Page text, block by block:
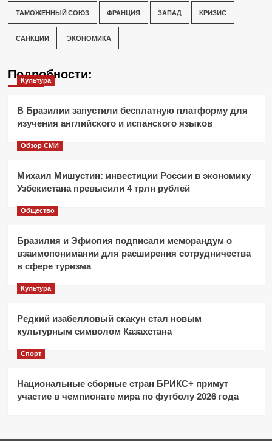
ТАМОЖЕННЫЙ СОЮЗ ФРАНЦИЯ ЗАПАД КРИЗИС
САНКЦИИ ЭКОНОМИКА
Подробности:
Культура
В Бразилии запустили бесплатную платформу для
изучения английского и испанского языков
Обзор СМИ
Михаил Мишустин: инвестиции России в экономику
Узбекистана превысили 4 трлн рублей
Общество
Бразилия и Эфиопия подписали меморандум о
взаимопонимании для расширения сотрудничества
в сфере туризма
Культура
Редкий изабелловый скакун стал новым
культурным символом Казахстана
Спорт
Национальные сборные стран БРИКС+ примут
участие в чемпионате мира по футболу 2026 года